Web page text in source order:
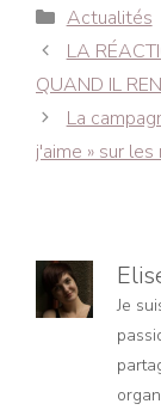
Catégories
Actualités
Navigation
des
articles
LA
QUAND IL
La
j'aime » sur
Je